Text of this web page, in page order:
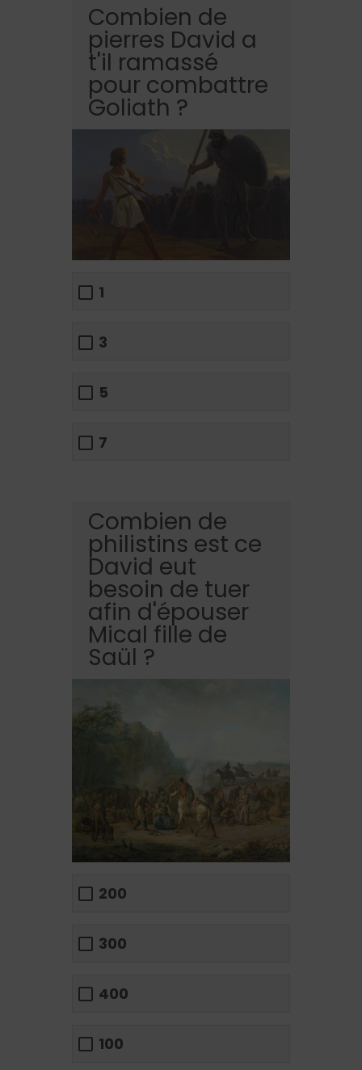
Combien de
pierres David a
t'il ramassé
pour combattre
Goliath ?
1
3
5
7
Combien de
philistins est ce
David eut
besoin de tuer
afin d'épouser
Mical fille de
Saül ?
200
300
400
100